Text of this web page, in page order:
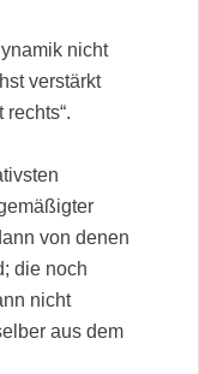
nicht
verstärkt
von denen
die noch
nicht
aus dem